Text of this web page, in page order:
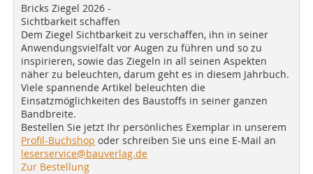
Bricks Ziegel 2026 -
Sichtbarkeit schaffen
Dem Ziegel Sichtbarkeit zu verschaffen, ihn in seiner
Anwendungsvielfalt vor Augen zu führen und so zu
inspirieren, sowie das Ziegeln in all seinen Aspekten
näher zu beleuchten, darum geht es in diesem Jahrbuch.
Viele spannende Artikel beleuchten die
Einsatzmöglichkeiten des Baustoffs in seiner ganzen
Bandbreite.
Bestellen Sie jetzt Ihr persönliches Exemplar in unserem
Profil-Buchshop oder schreiben Sie uns eine E-Mail an
leserservice@bauverlag.de
Zur Bestellung